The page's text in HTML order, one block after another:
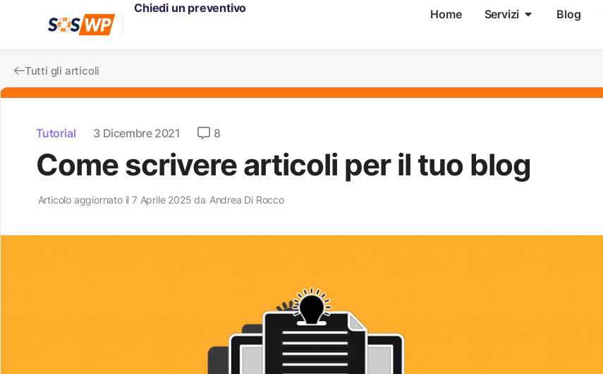
Home Servizi Blog
Chiedi un preventivo
Tutti gli articoli
Tutorial 3 Dicembre 2021 8
Come scrivere articoli per il tuo blog
Articolo aggiornato il 7 Aprile 2025 da Andrea Di Rocco